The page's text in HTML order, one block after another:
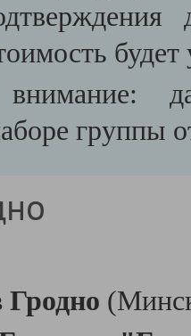
группы
Гродно